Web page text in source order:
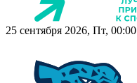
25 сентября 2026, Пт, 00:00